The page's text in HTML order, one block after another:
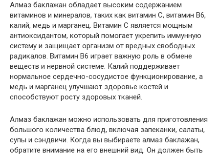
Алмаз баклажан обладает высоким содержанием
витаминов и минералов, таких как витамин С, витамин В6,
калий, медь и марганец. Витамин С является мощным
антиоксидантом, который помогает укрепить иммунную
систему и защищает организм от вредных свободных
радикалов. Витамин В6 играет важную роль в обмене
веществ и нервной системе. Калий поддерживает
нормальное сердечно-сосудистое функционирование, а
медь и марганец улучшают здоровье костей и
способствуют росту здоровых тканей.
Алмаз баклажан можно использовать для приготовления
большого количества блюд, включая запеканки, салаты,
супы и сэндвичи. Когда вы выбираете алмаз баклажан,
обратите внимание на его внешний вид. Он должен быть